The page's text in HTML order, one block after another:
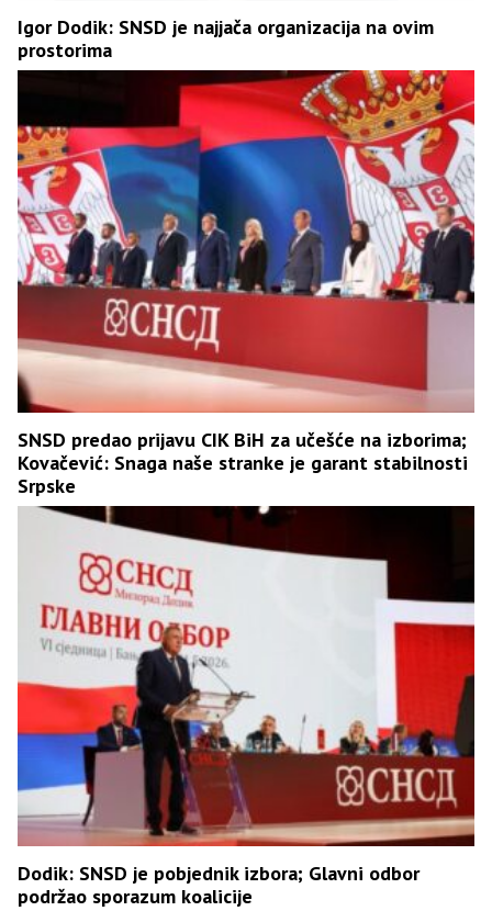
Igor Dodik: SNSD je najjača organizacija na ovim
prostorima
SNSD predao prijavu CIK BiH za učešće na izborima;
Kovačević: Snaga naše stranke je garant stabilnosti
Srpske
Dodik: SNSD je pobjednik izbora; Glavni odbor
podržao sporazum koalicije